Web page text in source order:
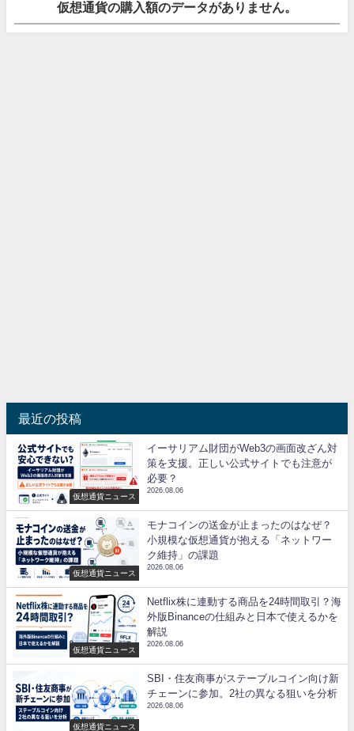
仮想通貨の購入額のデータがありません。
最近の投稿
仮想通貨ニュース
イーサリアム財団がWeb3の画面改ざん対
策を支援。正しい公式サイトでも注意が
必要？
2026.08.06
仮想通貨ニュース
モナコインの送金が止まったのはなぜ？
小規模な仮想通貨が抱える「ネットワー
ク維持」の課題
2026.08.06
仮想通貨ニュース
Netflix株に連動する商品を24時間取引？海
外版Binanceの仕組みと日本で使えるかを
解説
2026.08.06
仮想通貨ニュース
SBI・住友商事がステーブルコイン向け新
チェーンに参加。2社の異なる狙いを分析
2026.08.06